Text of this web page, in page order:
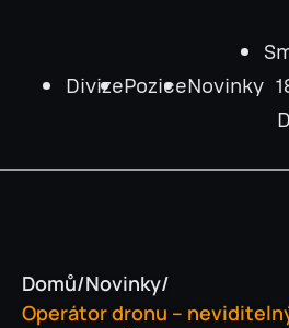
DivizePoziceNovinky
Domů/Novinky/
Operátor dronu –